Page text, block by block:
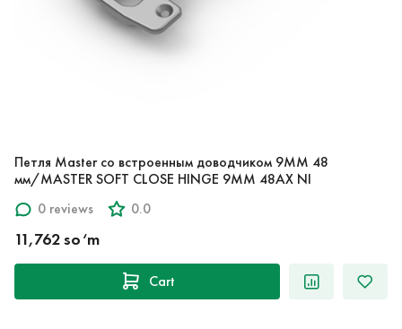
Петля Master со встроенным доводчиком 9ММ 48
мм/MASTER SOFT CLOSE HINGE 9MM 48AX NI
0 reviews
0.0
11,762 so‘m
Cart